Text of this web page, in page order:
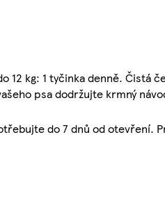
12 kg: 1 tyčinka denně. Čistá
psa dodržujte krmný
do 7 dnů od otevření.